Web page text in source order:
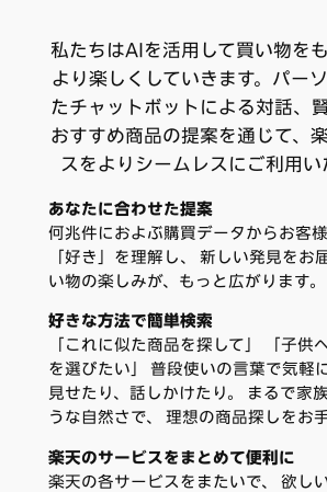
私たちはAIを活用して買い物を
より楽しくしていきます。パー
たチャットボットによる対話、
おすすめ商品の提案を通じて、
スをよりシームレスにご利用い
あなたに合わせた提案
何兆件におよぶ購買データからお客
「好き」を理解し、 新しい発見をお
い物の楽しみが、もっと広がります。
好きな方法で簡単検索
「これに似た商品を探して」 「子供
を選びたい」 普段使いの言葉で気軽
見せたり、話しかけたり。 まるで家
うな自然さで、 理想の商品探しをお
楽天のサービスをまとめて便利に
楽天の各サービスをまたいで、 欲し